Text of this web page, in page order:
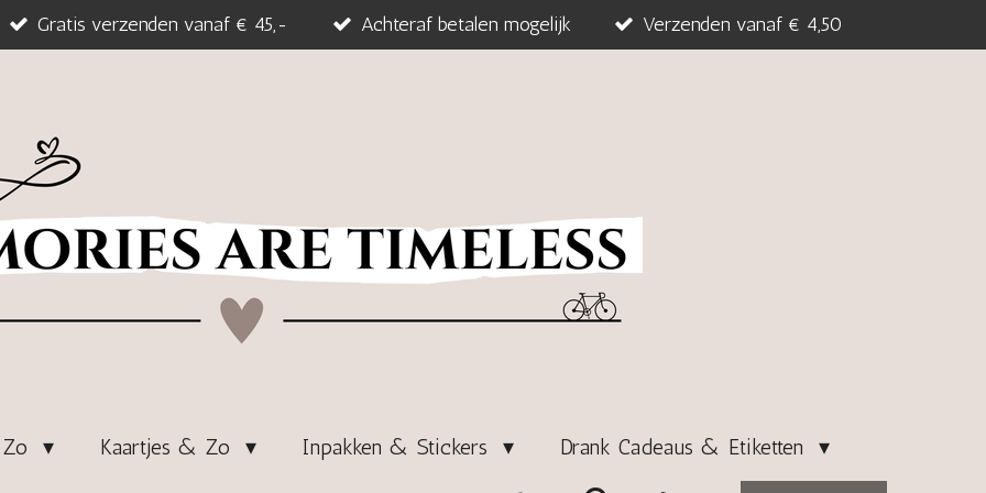
Gratis verzenden vanaf € 45,- Achteraf betalen mogelijk Verzenden vanaf € 4,50
Kaartjes & Zo Inpakken & Stickers Drank Cadeaus & Etiketten